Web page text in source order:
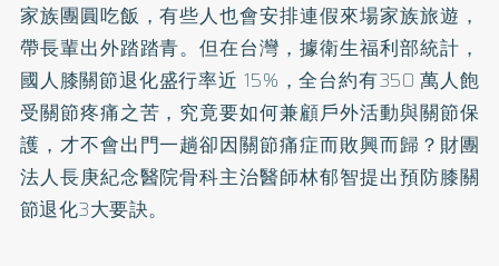
家族團圓吃飯，有些人也會安排連假來場家族旅遊，
帶長輩出外踏踏青。但在台灣，據衛生福利部統計，
國人膝關節退化盛行率近 15%，全台約有350 萬人飽
受關節疼痛之苦，究竟要如何兼顧戶外活動與關節保
護，才不會出門一趟卻因關節痛症而敗興而歸？財團
法人長庚紀念醫院骨科主治醫師林郁智提出預防膝關
節退化3大要訣。